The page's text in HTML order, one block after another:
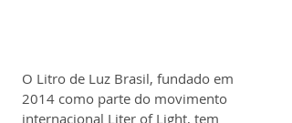
O Litro de Luz Brasil, fundado em
2014 como parte do movimento
internacional Liter of Light, tem